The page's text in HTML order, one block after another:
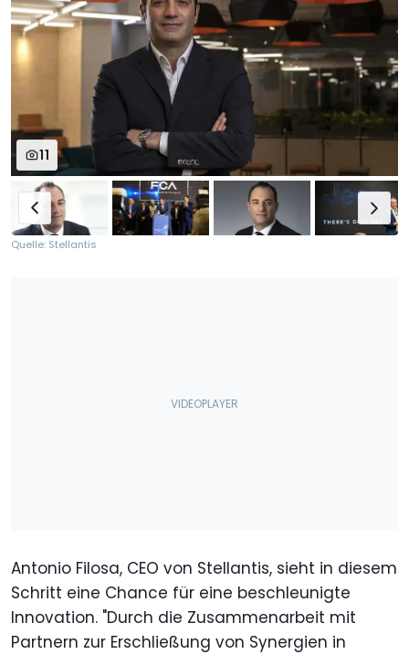
11
Quelle: Stellantis
Antonio Filosa, CEO von Stellantis, sieht in diesem
Schritt eine Chance für eine beschleunigte
Innovation. "Durch die Zusammenarbeit mit
Partnern zur Erschließung von Synergien in